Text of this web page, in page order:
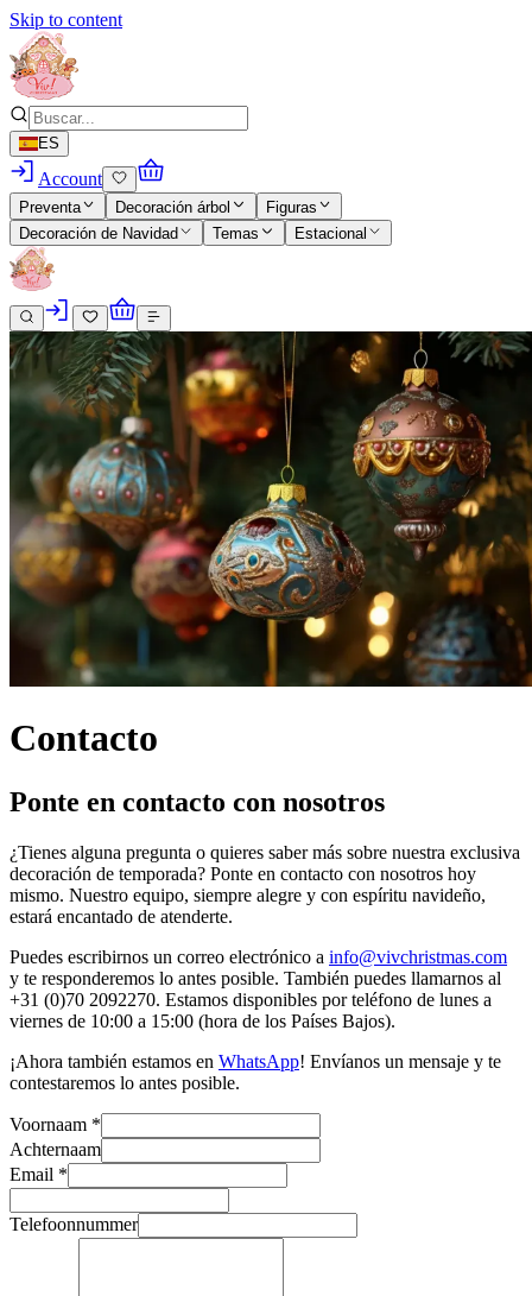
Skip to content
ES
Account
Preventa Decoración árbol
Figuras
Decoración de Navidad
Temas Estacional
Contacto
Ponte en contacto con nosotros
¿Tienes alguna pregunta o quieres saber más sobre nuestra exclusiva
decoración de temporada? Ponte en contacto con nosotros hoy
mismo. Nuestro equipo, siempre alegre y con espíritu navideño,
estará encantado de atenderte.
Puedes escribirnos un correo electrónico a info@vivchristmas.com
y te responderemos lo antes posible. También puedes llamarnos al
+31 (0)70 2092270. Estamos disponibles por teléfono de lunes a
viernes de 10:00 a 15:00 (hora de los Países Bajos).
¡Ahora también estamos en WhatsApp! Envíanos un mensaje y te
contestaremos lo antes posible.
Voornaam *
Achternaam
Email *
Telefoonnummer